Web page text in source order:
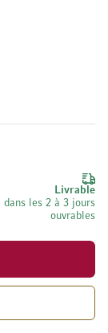
Livrable
dans les 2 à 3 jours
ouvrables